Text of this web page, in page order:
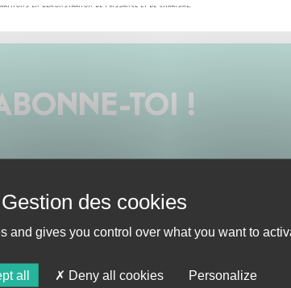
en démonstration de puissance et de charisme.
TOI !
AU PROGRAMME
AGENDA
and gives you control over what you want to
all Deny all cookies Personalize